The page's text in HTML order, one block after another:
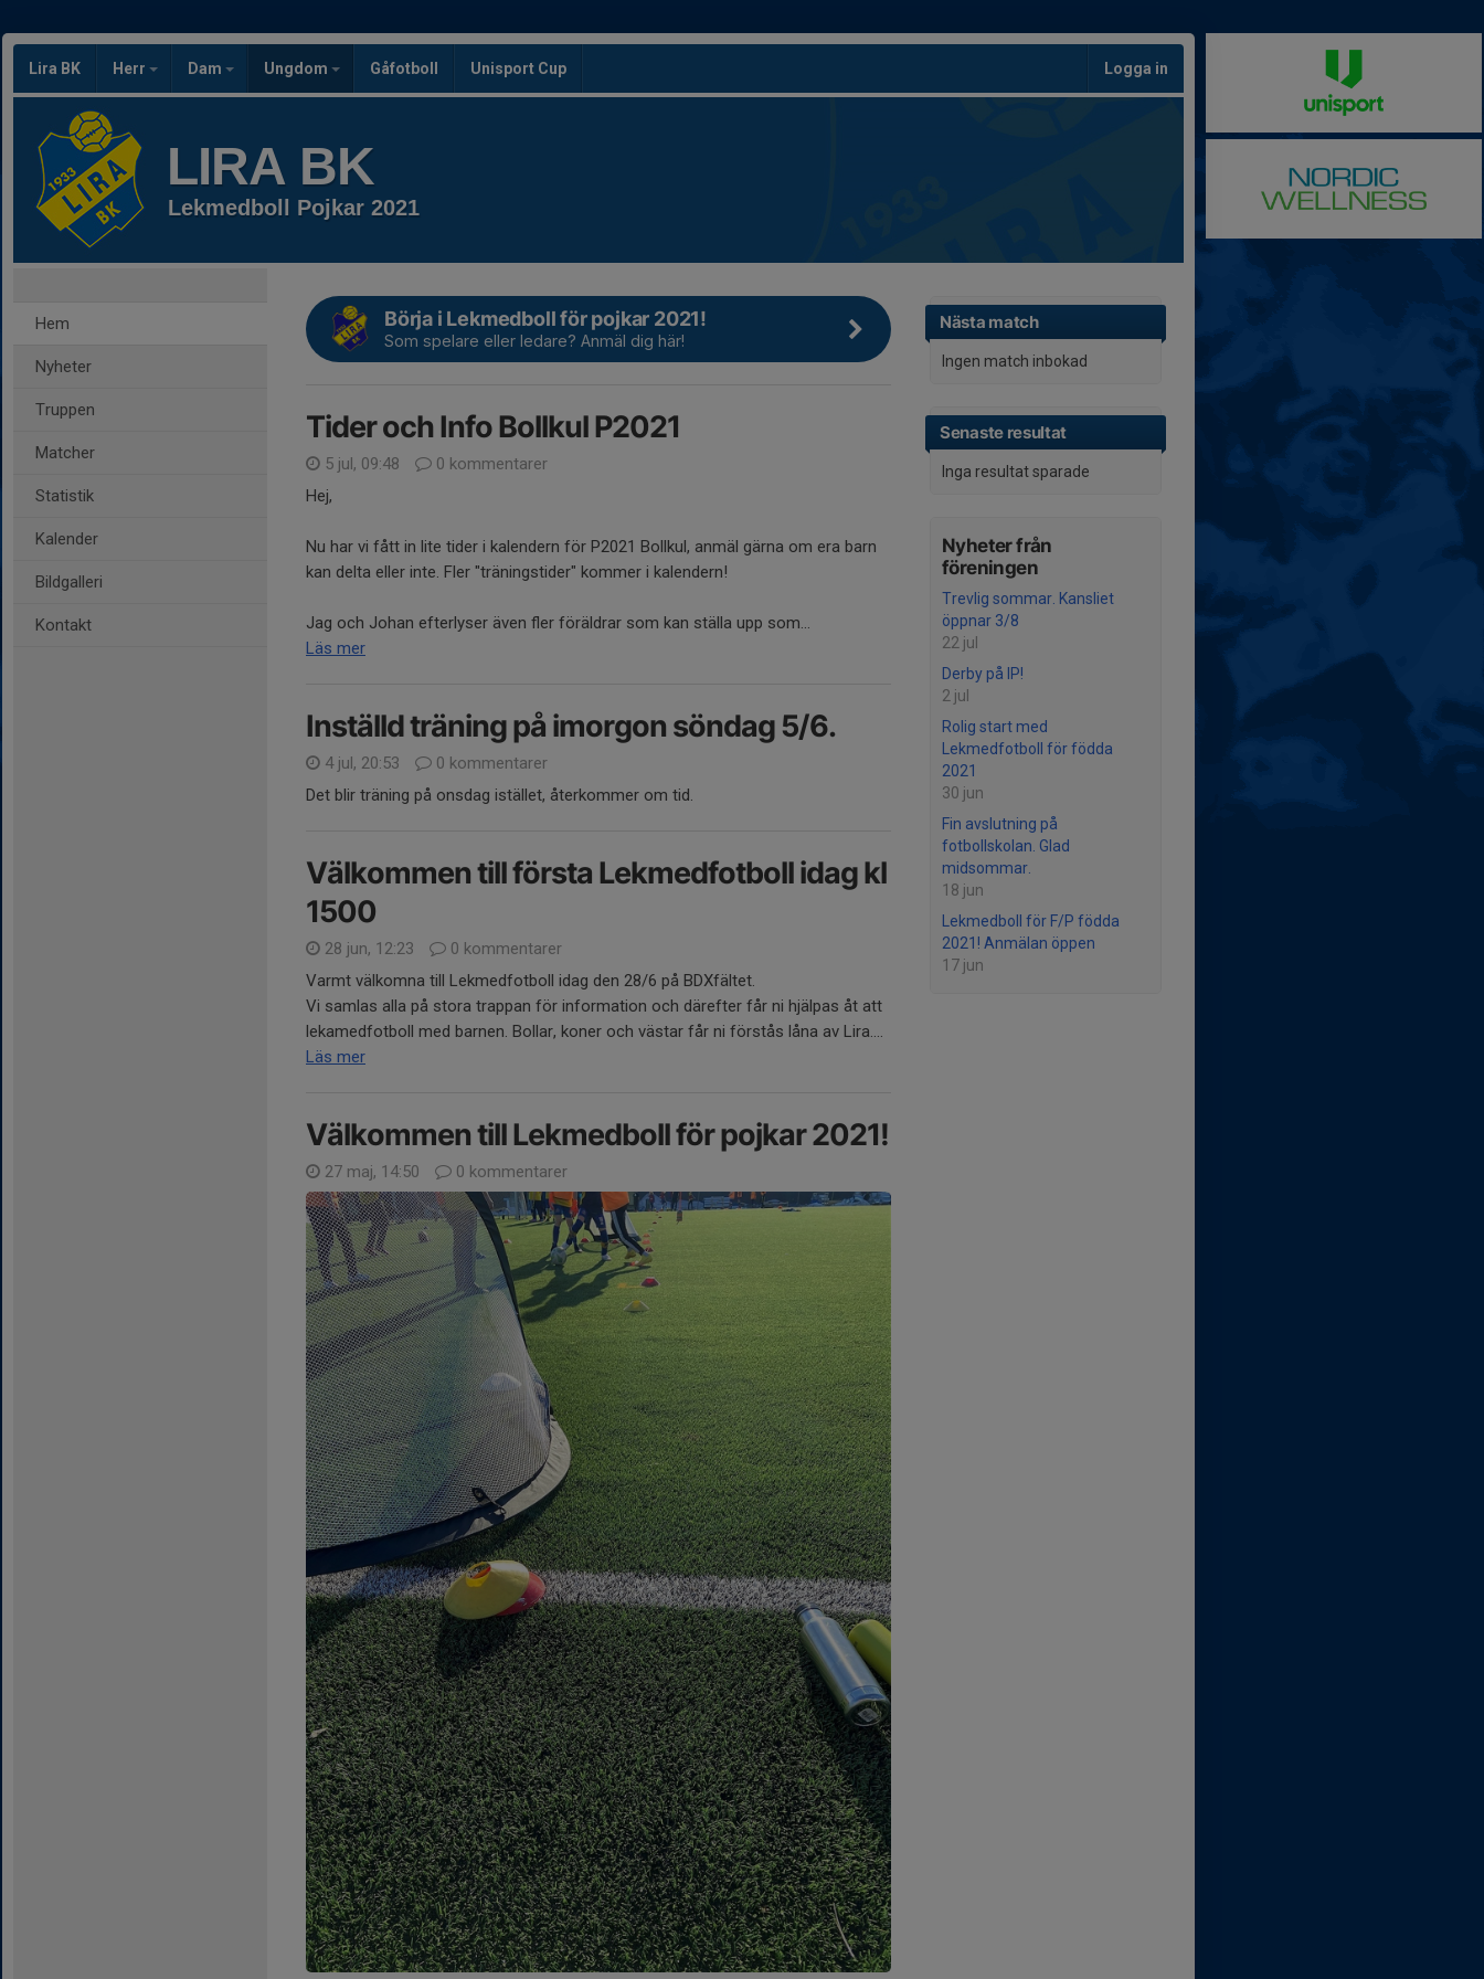
Lira BK Herr Dam Ungdom Gåfotboll Unisport Cup Logga in
LIRA BK
Lekmedboll Pojkar 2021
Hem
Nyheter
Truppen
Matcher
Statistik
Kalender
Bildgalleri
Kontakt
Nästa match
Ingen match inbokad
Senaste resultat
Inga resultat sparade
Nyheter från
föreningen
Trevlig sommar. Kansliet
öppnar 3/8
22 jul
Derby på IP!
2 jul
Rolig start med
Lekmedfotboll för födda
2021
30 jun
Fin avslutning på
fotbollskolan. Glad
midsommar.
18 jun
Lekmedboll för F/P födda
2021! Anmälan öppen
17 jun
Börja i Lekmedboll för pojkar 2021!
Som spelare eller ledare? Anmäl dig här!
Tider och Info Bollkul P2021
5 jul, 09:48
0 kommentarer
Hej,
Nu har vi fått in lite tider i kalendern för P2021 Bollkul, anmäl gärna om era barn
kan delta eller inte. Fler "träningstider" kommer i kalendern!
Jag och Johan efterlyser även fler föräldrar som kan ställa upp som...
Läs mer
Inställd träning på imorgon söndag 5/6.
4 jul, 20:53
0 kommentarer
Det blir träning på onsdag istället, återkommer om tid.
Välkommen till första Lekmedfotboll idag kl
1500
28 jun, 12:23
0 kommentarer
Varmt välkomna till Lekmedfotboll idag den 28/6 på BDXfältet.
Vi samlas alla på stora trappan för information och därefter får ni hjälpas åt att
lekamedfotboll med barnen. Bollar, koner och västar får ni förstås låna av Lira....
Läs mer
Välkommen till Lekmedboll för pojkar 2021!
27 maj, 14:50 0 kommentarer